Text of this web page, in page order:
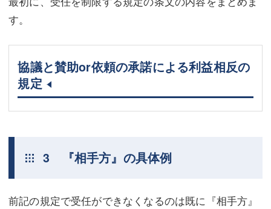
す。
協議と賛助or依頼の承諾による利益相反の
規定
3 『相手方』の具体例
前記の規定で受任ができなくなるのは既に『相手方』